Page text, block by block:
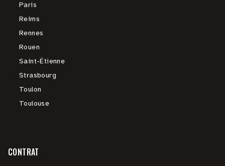
Paris
Reims
Rennes
Rouen
Saint-Étienne
Strasbourg
Toulon
Toulouse
CONTRAT